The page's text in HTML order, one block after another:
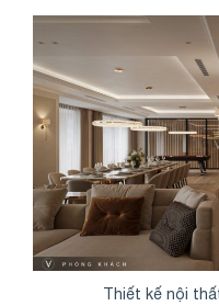
Thiết kế nội